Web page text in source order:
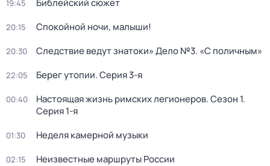
19:45 Библейский сюжет
20:15 Спокойной ночи, малыши!
20:30 Следствие ведут знатоки» Дело №3. «С поличным»
22:05 Берег утопии. Серия 3-я
00:40 Настоящая жизнь римских легионеров. Сезон 1.
Серия 1-я
01:30 Неделя камерной музыки
02:15 Неизвестные маршруты России